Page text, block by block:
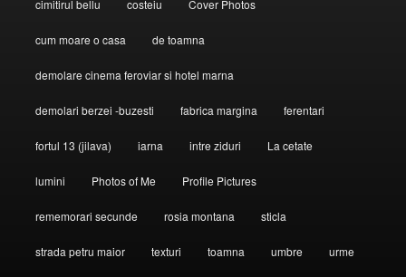
cimitirul bellu costeiu Cover Photos
cum moare o casa de toamna
demolare cinema feroviar si hotel marna
demolari berzei -buzesti fabrica margina ferentari
fortul 13 (jilava) iarna intre ziduri La cetate
lumini Photos of Me Profile Pictures
rememorari secunde rosia montana sticla
strada petru maior texturi toamna umbre urme